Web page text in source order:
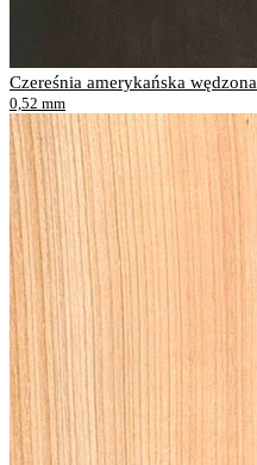
Czereśnia amerykańska wędzona
0,52 mm